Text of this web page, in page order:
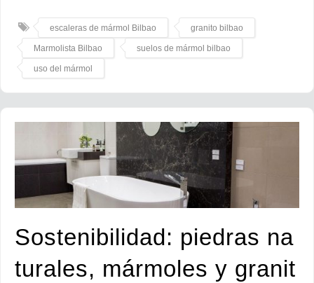
escaleras de mármol Bilbao granito bilbao
Marmolista Bilbao suelos de mármol bilbao
uso del mármol
Sostenibilidad: piedras na
turales, mármoles y granit